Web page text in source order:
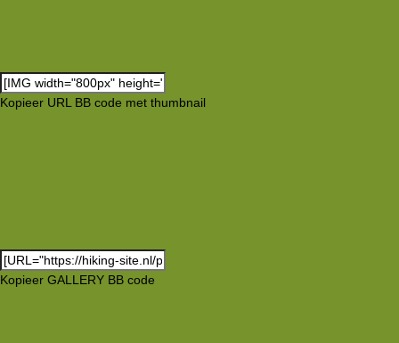
Kopieer URL BB code met thumbnail
Kopieer GALLERY BB code